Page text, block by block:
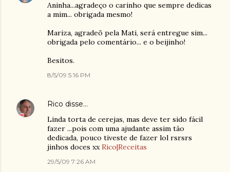
Aninha...agradeço o carinho que sempre dedicas
a mim... obrigada mesmo!
Mariza, agradeõ pela Mati, será entregue sim...
obrigada pelo comentário... e o beijinho!
Besitos.
8/5/09 5:16 PM
Rico disse…
Linda torta de cerejas, mas deve ter sido fácil
fazer ...pois com uma ajudante assim tão
dedicada, pouco tiveste de fazer lol rsrsrs
jinhos doces xxRico|Receitas
29/5/09 7:26 AM